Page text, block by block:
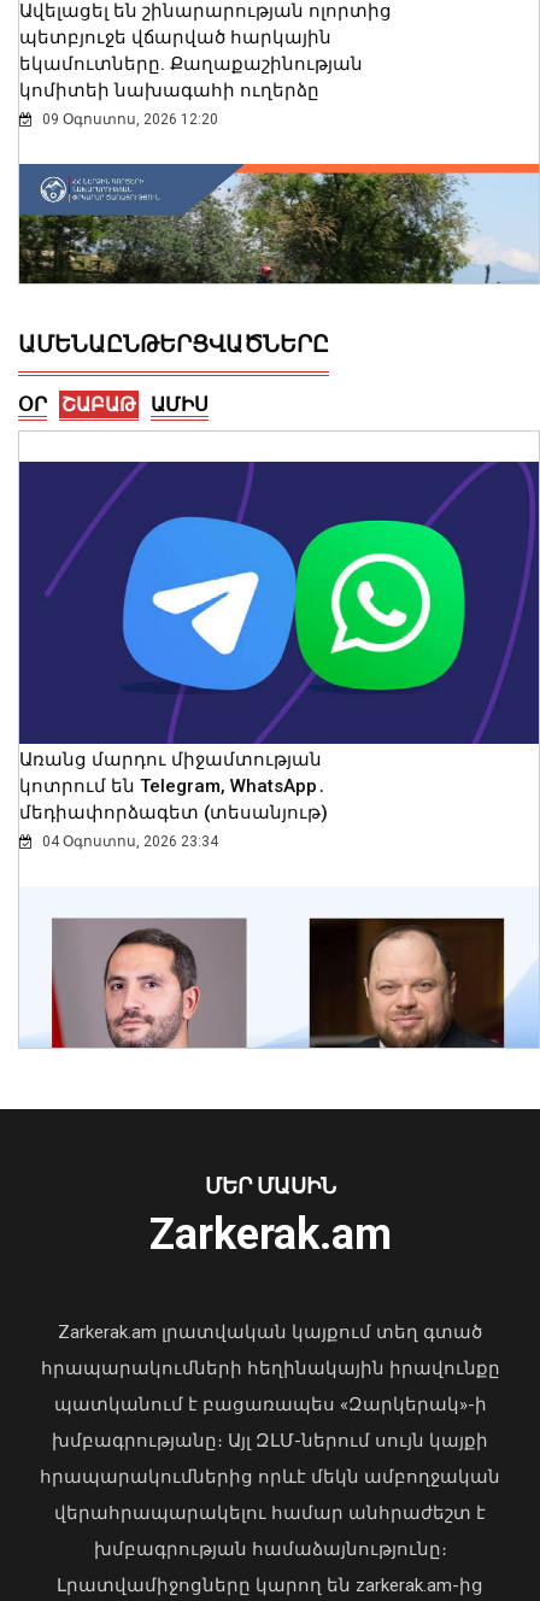
Ավելացել են շինարարության ոլորտից
պետբյուջե վճարված հարկային
եկամուտները. Քաղաքաշինության
կոմիտեի նախագահի ուղերձը
09 Օգոստոս, 2026 12:20
Սևանա լճի լողափերից մեկում
քաղաքացիները հեծանիվ-նավակով
հեռացել են ափից և չեն կարողացել
վերադառնալ․ օգնության են հասել
փրկարարները
09 Օգոստոս, 2026 12:14
Վթարային ջրանջատում Երևանի
2026 թվականի հունիսն ու հուլիսը
Եվրոպայում դարձել են
դիտարկումների պատմության
ամենաշոգ ամիսները
ԱՄԵՆԱԸՆԹԵՐՑՎԱԾՆԵՐԸ
ՕՐ ՇԱԲԱԹ ԱՄԻՍ
Առանց մարդու միջամտության
կոտրում են Telegram, WhatsApp․
մեդիափորձագետ (տեսանյութ)
04 Օգոստոս, 2026 23:34
Ուկրաինայի Գերագույն Ռադայի
նախագահը շնորհավորել է ՀՀ ԱԺ
ՄԵՐ ՄԱՍԻՆ
Zarkerak.am
Zarkerak.am լրատվական կայքում տեղ գտած
հրապարակումների հեղինակային իրավունքը
պատկանում է բացառապես «Զարկերակ»-ի
խմբագրությանը։ Այլ ԶԼՄ-ներում սույն կայքի
հրապարակումներից որևէ մեկն ամբողջական
վերահրապարակելու համար անհրաժեշտ է
խմբագրության համաձայնությունը։
Լրատվամիջոցները կարող են zarkerak.am-ից